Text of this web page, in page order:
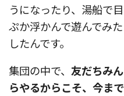
うになったり、湯船で
ぷか浮かんで遊んでみ
したんです。
集団の中で、 友だちみ
らやるからこそ、今ま